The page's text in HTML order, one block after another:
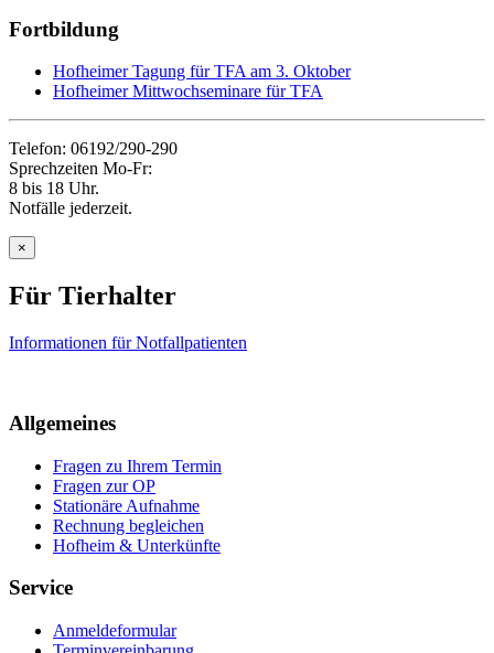
Fortbildung
Hofheimer Tagung für TFA am 3. Oktober
Hofheimer Mittwochseminare für TFA
Telefon: 06192/290-290
Sprechzeiten Mo-Fr:
8 bis 18 Uhr.
Notfälle jederzeit.
×
Für Tierhalter
Informationen für Notfallpatienten
Allgemeines
Fragen zu Ihrem Termin
Fragen zur OP
Stationäre Aufnahme
Rechnung begleichen
Hofheim & Unterkünfte
Service
Anmeldeformular